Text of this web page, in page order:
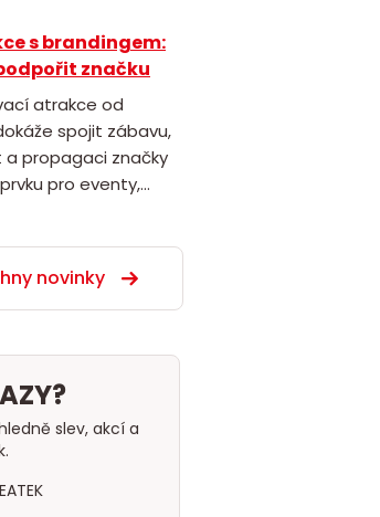
s brandingem:
značku
atrakce od
spojit zábavu,
a propagaci značky
pro eventy,...
novinky
slev, akcí a